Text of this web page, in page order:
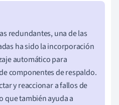
redundantes, una de las
ha sido la incorporación
automático para
componentes de respaldo.
y reaccionar a fallos de
que también ayuda a